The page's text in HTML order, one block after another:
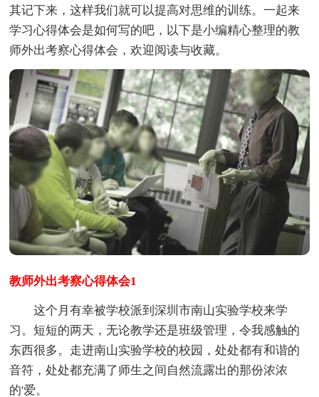
其记下来，这样我们就可以提高对思维的训练。一起来
学习心得体会是如何写的吧，以下是小编精心整理的教
师外出考察心得体会，欢迎阅读与收藏。
教师外出考察心得体会1
这个月有幸被学校派到深圳市南山实验学校来学
习。短短的两天，无论教学还是班级管理，令我感触的
东西很多。走进南山实验学校的校园，处处都有和谐的
音符，处处都充满了师生之间自然流露出的那份浓浓
的'爱。